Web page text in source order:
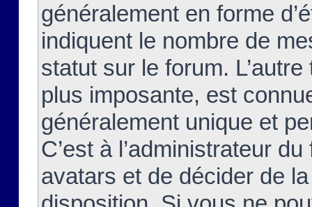
généralement en forme
indiquent le nombre de
statut sur le forum.
plus imposante, est
généralement unique et
C’est à l’administrateur
avatars et de décider de